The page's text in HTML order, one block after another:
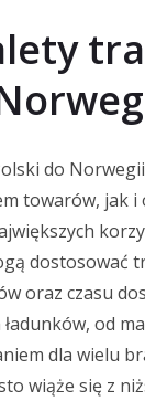
do
towarów, jak
dostosować
oraz czasu
od
dla wielu
wiąże się z